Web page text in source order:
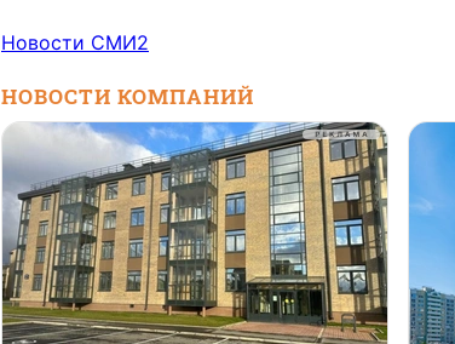
Новости СМИ2
НОВОСТИ КОМПАНИЙ